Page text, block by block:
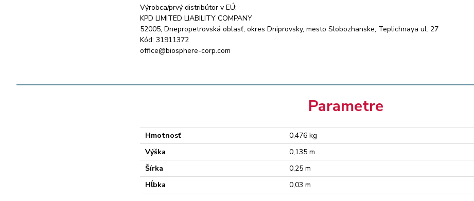
Výrobca/prvý distribútor v EÚ:
KPD LIMITED LIABILITY COMPANY
52005, Dnepropetrovská oblasť, okres Dniprovsky, mesto Slobozhanske, Teplichnaya ul. 27
Kód: 31911372
office@biosphere-corp.com
Parametre
Hmotnosť
0,476 kg
Výška
0,135 m
Šírka
0,25 m
Hĺbka
0,03 m